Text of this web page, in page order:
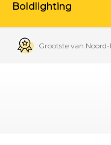
Boldlighting
Grootste van Noord-